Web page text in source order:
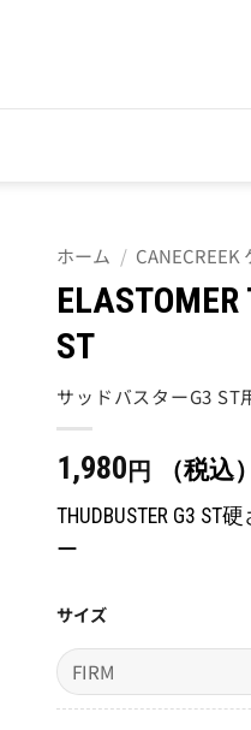
ホーム / CANECREEK
ELASTOMER
ST
サッドバスターG3 ST
1,980 円 （税込）
THUDBUSTER G3
ー
サイズ